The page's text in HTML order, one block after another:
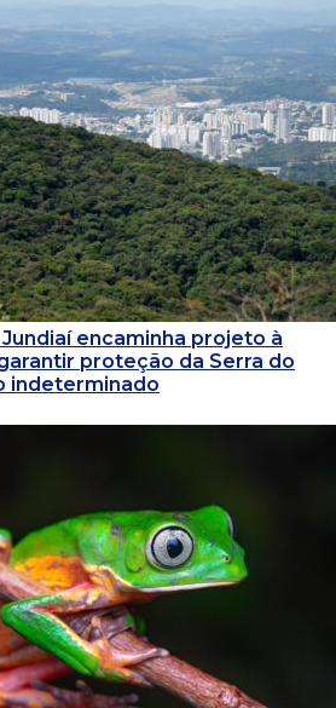
encaminha projeto à
proteção da Serra do
indeterminado